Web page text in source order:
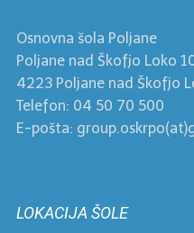
Osnovna šola Poljane
Poljane nad Škofjo Loko
4223 Poljane nad Škofjo
Telefon: 04 50 70 500
E-pošta:
LOKACIJA ŠOLE